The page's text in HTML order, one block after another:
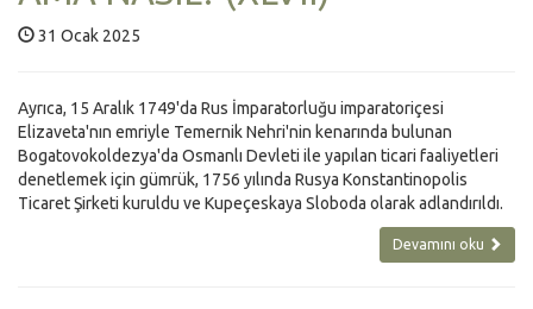
31 Ocak 2025
Ayrıca, 15 Aralık 1749'da Rus İmparatorluğu imparatoriçesi
Elizaveta'nın emriyle Temernik Nehri'nin kenarında bulunan
Bogatovokoldezya'da Osmanlı Devleti ile yapılan ticari faaliyetleri
denetlemek için gümrük, 1756 yılında Rusya Konstantinopolis
Ticaret Şirketi kuruldu ve Kupeçeskaya Sloboda olarak adlandırıldı.
Devamını oku